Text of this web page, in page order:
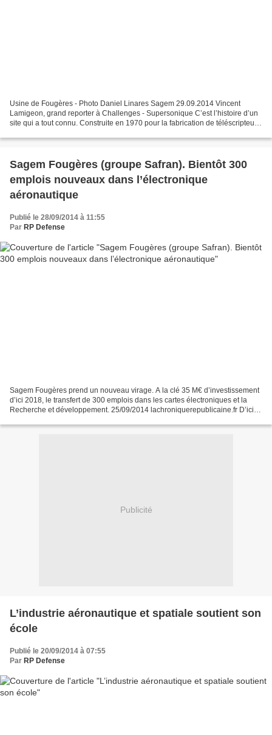
Usine de Fougères - Photo Daniel Linares Sagem 29.09.2014 Vincent
Lamigeon, grand reporter à Challenges - Supersonique C’est l’histoire d’un
site qui a tout connu. Construite en 1970 pour la fabrication de téléscripteurs,
Sagem Fougères (groupe Safran). Bientôt 300
emplois nouveaux dans l’électronique
aéronautique
Publié le 28/09/2014 à 11:55
Par RP Defense
Sagem Fougères prend un nouveau virage. A la clé 35 M€ d’investissement
d’ici 2018, le transfert de 300 emplois dans les cartes électroniques et la
Recherche et développement. 25/09/2014 lachroniquerepublicaine.fr D’ici la
Publicité
L’industrie aéronautique et spatiale soutient son
école
Publié le 20/09/2014 à 07:55
Par RP Defense